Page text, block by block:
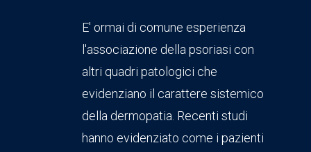
E' ormai di comune esperienza
l'associazione della psoriasi con
altri quadri patologici che
evidenziano il carattere sistemico
della dermopatia. Recenti studi
hanno evidenziato come i pazienti